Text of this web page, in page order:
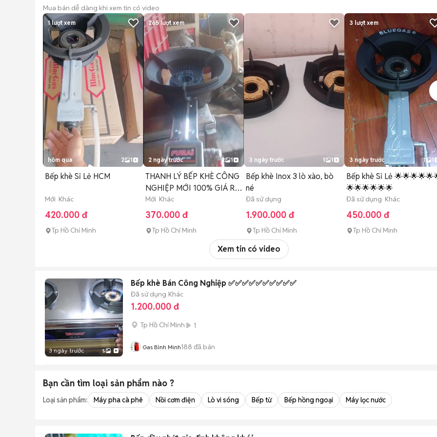
Mua bán dễ dàng khi xem tin có video
1lượt xem
hôm qua 2 1
Bếp khè Sỉ Lẻ HCM
Mới Khác
420.000 đ
Tp Hồ Chí Minh
265lượt xem
2 ngày trước 2 1
THANH LÝ BẾP KHÈ CÔNG
NGHIỆP MỚI 100% GIÁ RẺ
370k
Mới Khác
370.000 đ
Tp Hồ Chí Minh
3 ngày trước 1 1
Bếp khè Inox 3 lò xào, bò
né
Đã sử dụng
1.900.000 đ
Tp Hồ Chí Minh
3 lượt xem
3 ngày trước 1 1
Bếp khè Sỉ Lẻ
🌟🌟🌟🌟🌟🌟
Đã sử dụng Khác
450.000 đ
Tp Hồ Chí Minh
Xem tin có video
3 ngày trước 5
Bếp khè Bán Công Nghiệp ✅✅✅✅✅✅✅✅✅✅
Đã sử dụng Khác
1.200.000 đ
Tp Hồ Chí Minh 1
Gas Bình Minh188 đã bán
Bạn cần tìm loại sản phẩm nào ?
Loại sản phẩm: Máy pha cà phê Nồi cơm điện Lò vi sóng Bếp từ Bếp hồng ngoại Máy lọc nước